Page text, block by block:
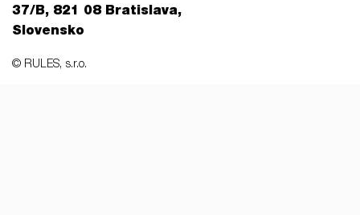
37/B, 821 08 Bratislava,
Slovensko
© RULES, s.r.o.